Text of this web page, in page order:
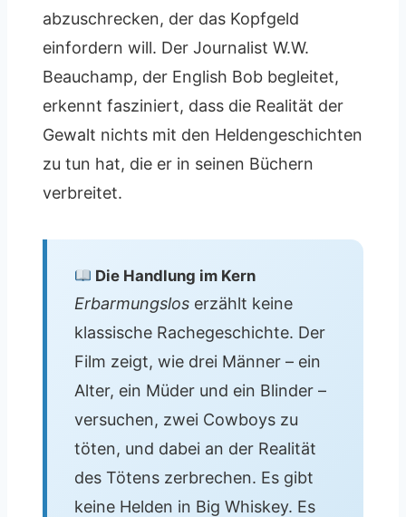
abzuschrecken, der das Kopfgeld
einfordern will. Der Journalist W.W.
Beauchamp, der English Bob begleitet,
erkennt fasziniert, dass die Realität der
Gewalt nichts mit den Heldengeschichten
zu tun hat, die er in seinen Büchern
verbreitet.
Die Handlung im Kern
Erbarmungslos erzählt keine
klassische Rachegeschichte. Der
Film zeigt, wie drei Männer – ein
Alter, ein Müder und ein Blinder –
versuchen, zwei Cowboys zu
töten, und dabei an der Realität
des Tötens zerbrechen. Es gibt
keine Helden in Big Whiskey. Es